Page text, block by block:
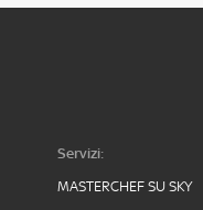
Servizi:
MASTERCHEF SU SKY